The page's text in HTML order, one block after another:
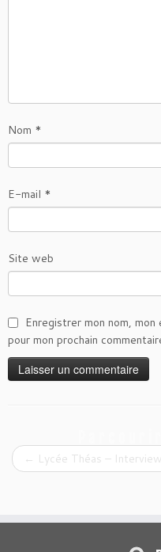
Nom *
E-mail *
Site web
Enregistrer mon nom,
pour mon prochain
← Lycée Théas –